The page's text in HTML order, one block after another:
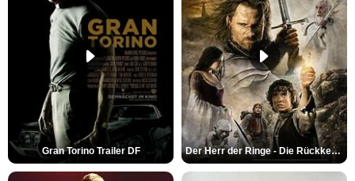
Gran Torino Trailer DF Der Herr der Ringe - Die Rückkehr des Königs Trailer OV